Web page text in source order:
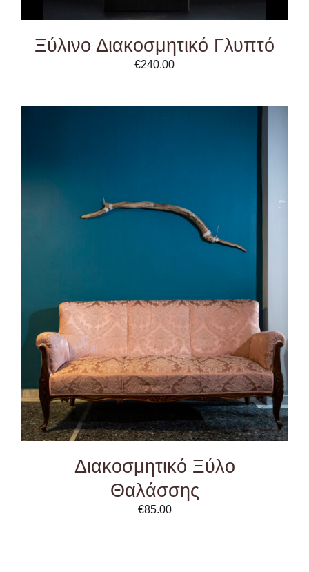
Ξύλινο Διακοσμητικό Γλυπτό
€240.00
Διακοσμητικό Ξύλο
Θαλάσσης
€85.00